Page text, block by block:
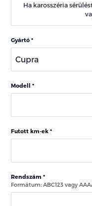
Ha karosszéria
Gyártó
Modell
Futott km-ek
Rendszám
Formátum: ABC123 vagy